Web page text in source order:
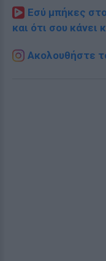
Εσύ μπήκες
και ότι σου κάνει
Ακολουθήστε